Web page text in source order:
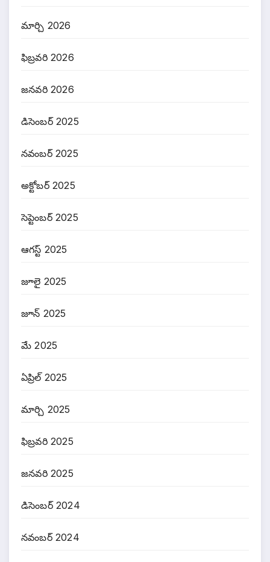
మార్చి 2026
ఫిబ్రవరి 2026
జనవరి 2026
డిసెంబర్ 2025
నవంబర్ 2025
అక్టోబర్ 2025
సెప్టెంబర్ 2025
ఆగస్ట్ 2025
జూలై 2025
జూన్ 2025
మే 2025
ఏప్రిల్ 2025
మార్చి 2025
ఫిబ్రవరి 2025
జనవరి 2025
డిసెంబర్ 2024
నవంబర్ 2024